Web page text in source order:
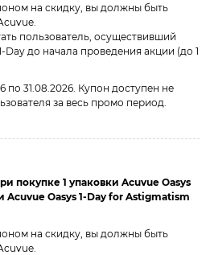
на скидку, вы должны быть
пользователь, осуществивший
Day до начала проведения акции (до 1
по 31.08.2026. Купон доступен не
за весь промо период.
покупке 1 упаковки Acuvue Oasys
Acuvue Oasys 1-Day for Astigmatism
на скидку, вы должны быть